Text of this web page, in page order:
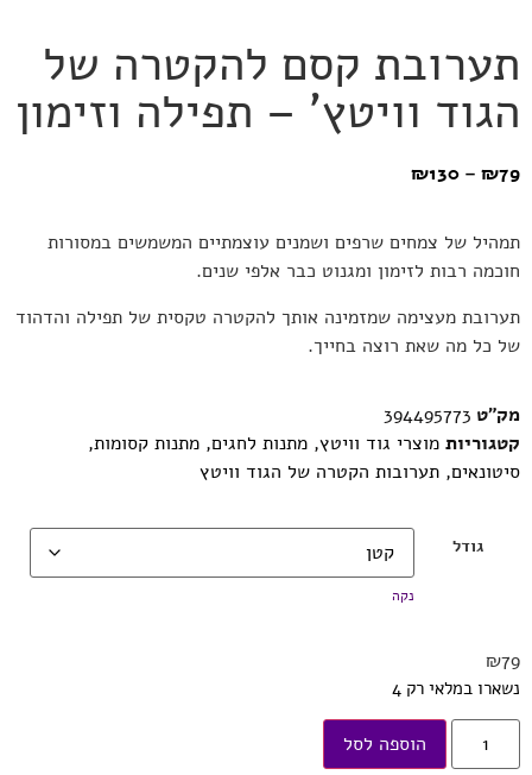
תערובת קסם להקטרה של
הגוד וויטץ’ – תפילה וזימון
₪79
–
₪130
תמהיל של צמחים שרפים ושמנים עוצמתיים המשמשים במסורות
חוכמה רבות לזימון ומגנוט כבר אלפי שנים.
תערובת מעצימה שמזמינה אותך להקטרה טקסית של תפילה והדהוד
של כל מה שאת רוצה בחייך.
מק"ט 394495773
קטגוריות מוצרי גוד וויטץ, מתנות לחגים, מתנות קסומות,
סיטונאים, תערובות הקטרה של הגוד וויטץ
גודל
נקה
₪79
נשארו במלאי רק 4
הוספה לסל